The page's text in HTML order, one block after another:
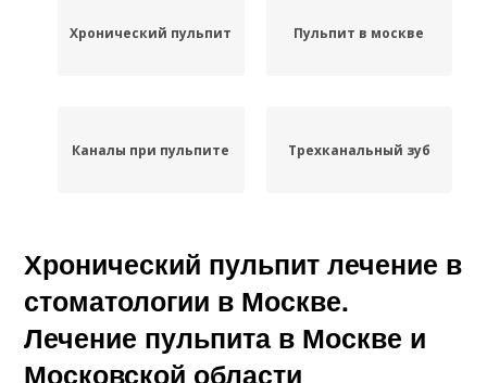
Хронический пульпит Пульпит в москве
Каналы при пульпите Трехканальный зуб
Хронический пульпит лечение в
стоматологии в Москве.
Лечение пульпита в Москве и
Московской области